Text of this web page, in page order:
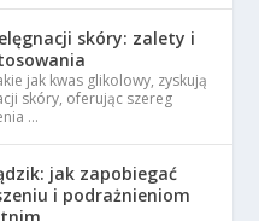
skóry: zalety i
jak kwas glikolowy, zyskują
skóry, oferując szereg
…
jak zapobiegać
i podrażnieniom